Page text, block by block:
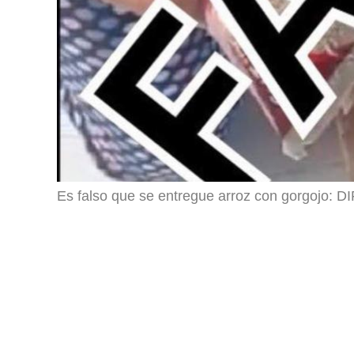
Es falso que se entregue arroz con gorgojo: